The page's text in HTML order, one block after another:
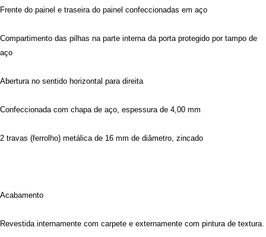
Frente do painel e traseira do painel confeccionadas em aço
Compartimento das pilhas na parte interna da porta protegido por tampo de
aço
Abertura no sentido horizontal para direita
Confeccionada com chapa de aço, espessura de 4,00 mm
2 travas (ferrolho) metálica de 16 mm de diâmetro, zincado
Acabamento
Revestida internamente com carpete e externamente com pintura de textura.